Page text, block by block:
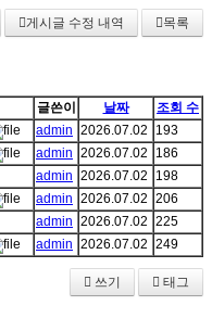
게시글 수정 내역 목록
글쓴이 날짜
조회 수
admin 2026.07.02
193
admin 2026.07.02
186
admin 2026.07.02
198
admin 2026.07.02 206
admin 2026.07.02 225
admin 2026.07.02 249
쓰기 태그